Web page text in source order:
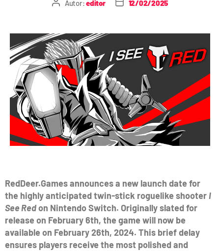
Autor:editor 12/02/2025
RedDeer.Games announces a new launch date for
the highly anticipated twin-stick roguelike shooter I
See Redon Nintendo Switch. Originally slated for
release on February 6th, the game will now be
available on February 26th, 2024. This brief delay
ensures players receive the most polished and